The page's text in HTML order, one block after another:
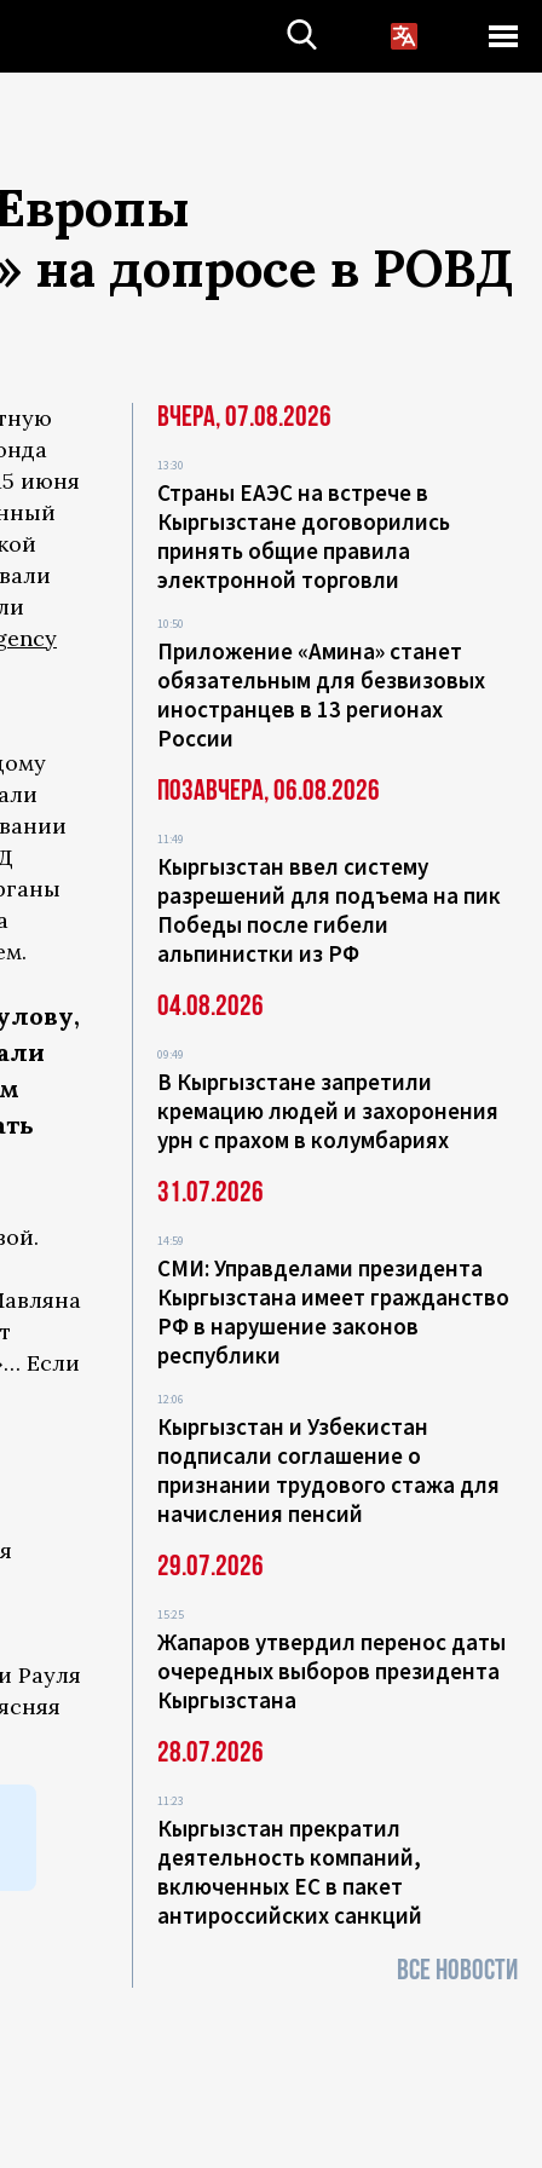
на допросе в РОВД
июня
Если
Рауля
Вчера, 07.08.2026
13:30
Страны ЕАЭС на встрече в
Кыргызстане договорились
принять общие правила
электронной торговли
10:50
Приложение «Амина» станет
обязательным для безвизовых
иностранцев в 13 регионах
России
Позавчера, 06.08.2026
11:49
Кыргызстан ввел систему
разрешений для подъема на пик
Победы после гибели
альпинистки из РФ
04.08.2026
09:49
В Кыргызстане запретили
кремацию людей и захоронения
урн с прахом в колумбариях
31.07.2026
14:59
СМИ: Управделами президента
Кыргызстана имеет гражданство
РФ в нарушение законов
республики
12:06
Кыргызстан и Узбекистан
подписали соглашение о
признании трудового стажа для
начисления пенсий
29.07.2026
15:25
Жапаров утвердил перенос даты
очередных выборов президента
Кыргызстана
28.07.2026
11:23
Кыргызстан прекратил
деятельность компаний,
включенных ЕС в пакет
антироссийских санкций
ВСЕ НОВОСТИ